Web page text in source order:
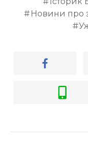
Новини про